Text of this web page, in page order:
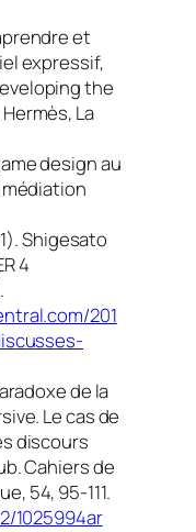
et
expressif,
the
Hermès, La
design au
Shigesato
4
.
201
de la
Le cas de
discours
Cahiers de
, 54, 95‑111.
1025994ar